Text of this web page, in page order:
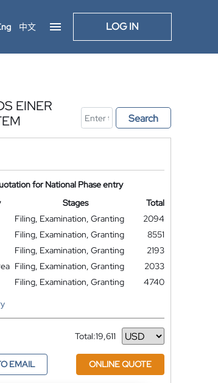
中文 LOG IN
EINER
Search
for National Phase entry
Stages
Total
Filing, Examination, Granting
2094
Filing, Examination, Granting
8551
Filing, Examination, Granting
2193
Filing, Examination, Granting
2033
Filing, Examination, Granting
4740
Total:19,611
Currency
EMAIL ONLINE QUOTE